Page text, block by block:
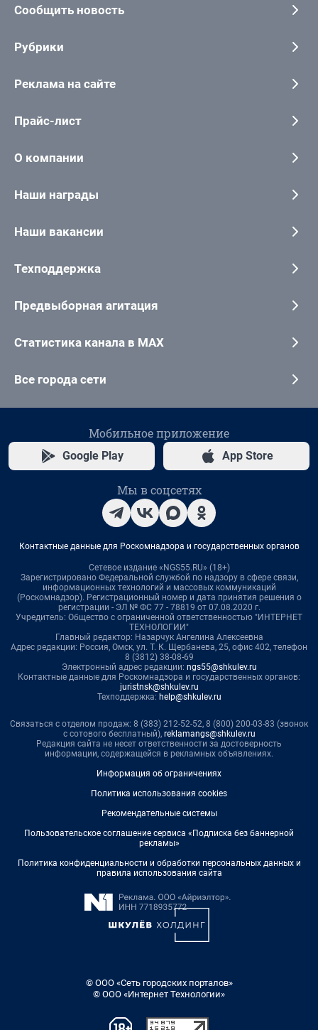
Сообщить новость
Рубрики
Реклама на сайте
Прайс-лист
О компании
Наши награды
Наши вакансии
Техподдержка
Предвыборная агитация
Статистика канала в MAX
Все города сети
Мобильное приложение
Google Play App Store
Мы в соцсетях
Контактные данные для Роскомнадзора и государственных органов
Сетевое издание «NGS55.RU» (18+)
Зарегистрировано Федеральной службой по надзору в сфере связи,
информационных технологий и массовых коммуникаций
(Роскомнадзор). Регистрационный номер и дата принятия решения о
регистрации - ЭЛ № ФС 77 - 78819 от 07.08.2020 г.
Учредитель: Общество с ограниченной ответственностью "ИНТЕРНЕТ
ТЕХНОЛОГИИ"
Главный редактор: Назарчук Ангелина Алексеевна
Адрес редакции: Россия, Омск, ул. Т. К. Щербанева, 25, офис 402, телефон
8 (3812) 38-08-69
Электронный адрес редакции: ngs55@shkulev.ru
Контактные данные для Роскомнадзора и государственных органов:
juristnsk@shkulev.ru
Техподдержка: help@shkulev.ru
Связаться с отделом продаж: 8 (383) 212-52-52, 8 (800) 200-03-83 (звонок
с сотового бесплатный), reklamangs@shkulev.ru
Редакция сайта не несет ответственности за достоверность
информации, содержащейся в рекламных объявлениях.
Информация об ограничениях
Политика использования cookies
Рекомендательные системы
Пользовательское соглашение сервиса «Подписка без баннерной
рекламы»
Политика конфиденциальности и обработки персональных данных и
правила использования сайта
© ООО «Сеть городских порталов»
© ООО «Интернет Технологии»